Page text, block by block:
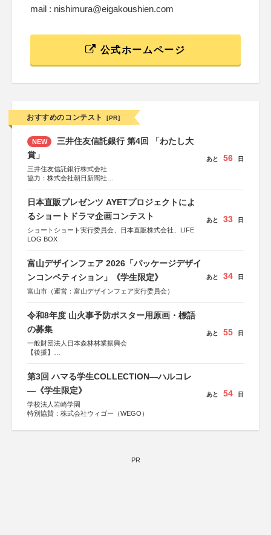
mail : nishimura@eigakoushien.com
公式ホームページ
おすすめのコンテスト [PR]
NEW
三井住友信託銀行 第4回 「わたし大
賞」
三井住友信託銀行株式会社
協力：株式会社朝日新聞社
あと 56 日
日本直販プレゼンツ AYETプロジェクトによ
るショートドラマ企画コンテスト
ショートショート実行委員会、日本直販株式会社、LIFE
LOG BOX
あと 33 日
富山デザインフェア 2026「パッケージデザイ
ンコンペティション」《学生限定》
富山市（運営：富山デザインフェア実行委員会）
あと 34 日
令和8年度 山火事予防ポスター用原画・標語
の募集
一般財団法人日本森林林業振興会
【後援】
会、森林火災対策協会
あと 55 日
第3回 ハマる学生COLLECTION―ハルコレ
―《学生限定》
学校法人岩崎学園
特別協賛：株式会社ウィゴー（WEGO）
あと 54 日
PR